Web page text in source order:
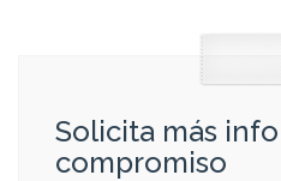
Solicita más
compromiso